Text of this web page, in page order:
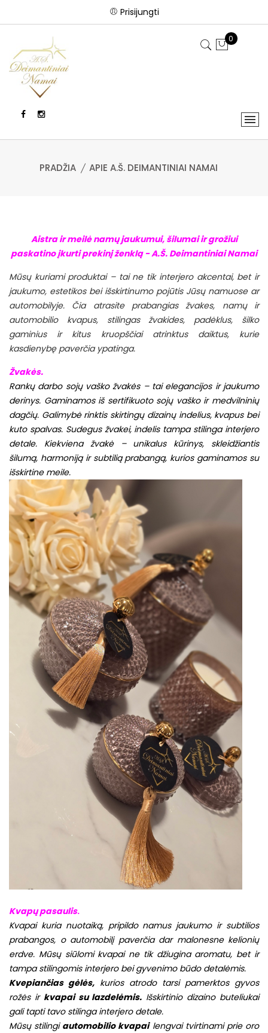
Prisijungti
0
PRADŽIA APIE A.Š. DEIMANTINIAI NAMAI
Aistra ir meilė namų jaukumui, šilumai ir grožiui
paskatino įkurti prekinį ženklą - A.Š. Deimantiniai Namai
Mūsų kuriami produktai – tai ne tik interjero akcentai, bet ir
jaukumo, estetikos bei išskirtinumo pojūtis Jūsų namuose ar
automobilyje. Čia atrasite prabangias žvakes, namų ir
automobilio kvapus, stilingas žvakides, padėklus, šilko
gaminius ir kitus kruopščiai atrinktus daiktus, kurie
kasdienybę paverčia ypatinga.
Žvakės.
Rankų darbo sojų vaško žvakės – tai elegancijos ir jaukumo
derinys. Gaminamos iš sertifikuoto sojų vaško ir medvilninių
dagčių. Galimybė rinktis skirtingų dizainų indelius, kvapus bei
kuto spalvas. Sudegus žvakei, indelis tampa stilinga interjero
detale. Kiekviena žvakė – unikalus kūrinys, skleidžiantis
šilumą, harmoniją ir subtilią prabangą, kurios gaminamos su
išskirtine meile.
Kvapų pasaulis.
Kvapai kuria nuotaiką, pripildo namus jaukumo ir subtilios
prabangos, o automobilį paverčia dar malonesne kelionių
erdve. Mūsų siūlomi kvapai ne tik džiugina aromatu, bet ir
tampa stilingomis interjero bei gyvenimo būdo detalėmis.
Kvepiančias gėlės, kurios atrodo tarsi pamerktos gyvos
rožėsir kvapai su lazdelėmis. Išskirtinio dizaino buteliukai
gali tapti tavo stilinga interjero detale.
Mūsų stilingi automobilio kvapailengvai tvirtinami prie oro